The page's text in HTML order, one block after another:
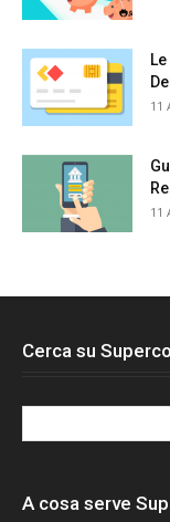
11
11
Cerca su
A cosa serve